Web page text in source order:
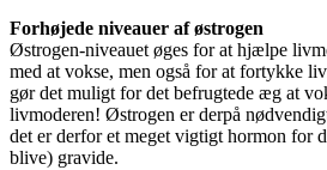
Forhøjede niveauer af østrogen
Østrogen-niveauet øges for at hjælpe
med at vokse, men også for at fortykke
gør det muligt for det befrugtede æg at
livmoderen! Østrogen er derpå
det er derfor et meget vigtigt hormon for
blive) gravide.